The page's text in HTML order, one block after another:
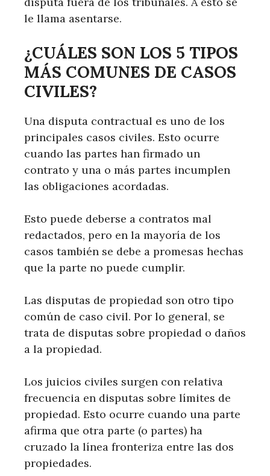
le llama asentarse.
¿CUÁLES SON LOS 5 TIPOS
MÁS COMUNES DE CASOS
CIVILES?
Una disputa contractual es uno de los
principales casos civiles. Esto ocurre
cuando las partes han firmado un
contrato y una o más partes incumplen
las obligaciones acordadas.
Esto puede deberse a contratos mal
redactados, pero en la mayoría de los
casos también se debe a promesas hechas
que la parte no puede cumplir.
Las disputas de propiedad son otro tipo
común de caso civil. Por lo general, se
trata de disputas sobre propiedad o daños
a la propiedad.
Los juicios civiles surgen con relativa
frecuencia en disputas sobre límites de
propiedad. Esto ocurre cuando una parte
afirma que otra parte (o partes) ha
cruzado la línea fronteriza entre las dos
propiedades.